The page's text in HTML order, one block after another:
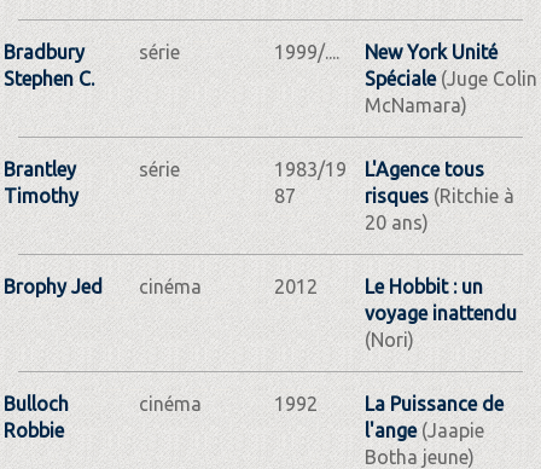
Bradbury
Stephen C.
série 1999/....
New York Unité
Spéciale(Juge Colin
McNamara)
Brantley
Timothy
série
1983/19
87
L'Agence tous
risques(Ritchie à
20 ans)
Brophy Jed cinéma 2012
Le Hobbit : un
voyage inattendu
(Nori)
Bulloch
Robbie
cinéma 1992
La Puissance de
l'ange(Jaapie
Botha jeune)